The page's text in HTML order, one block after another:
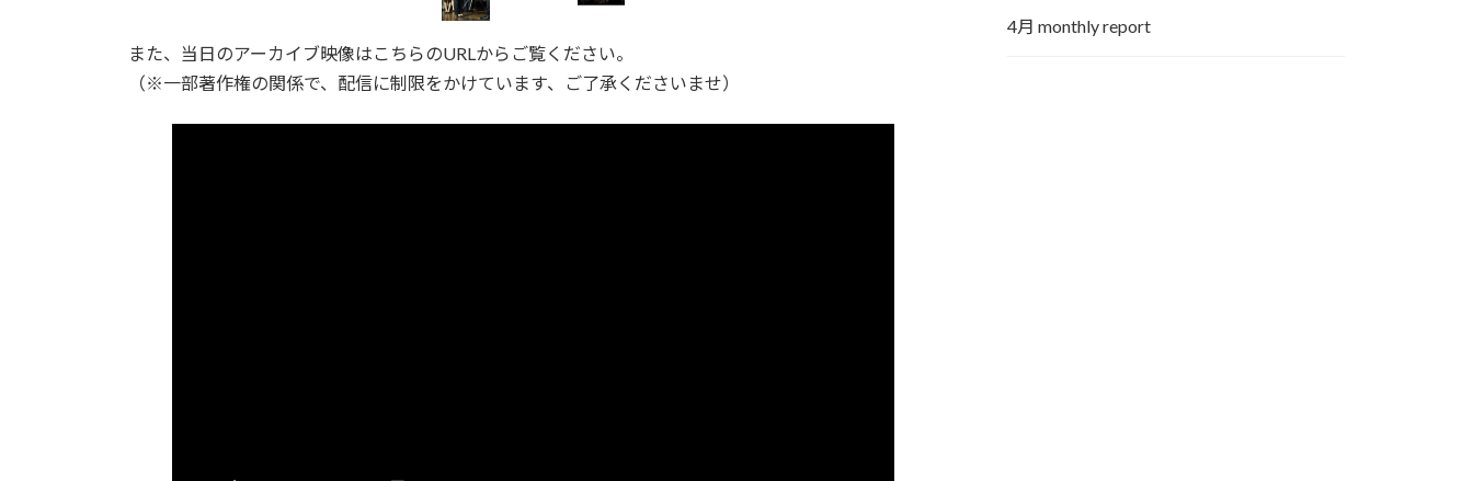
また、当日のアーカイブ映像はこちらのURLからご覧ください。
（※一部著作権の関係で、配信に制限をかけています、ご了承くださいませ）
4月 monthly report